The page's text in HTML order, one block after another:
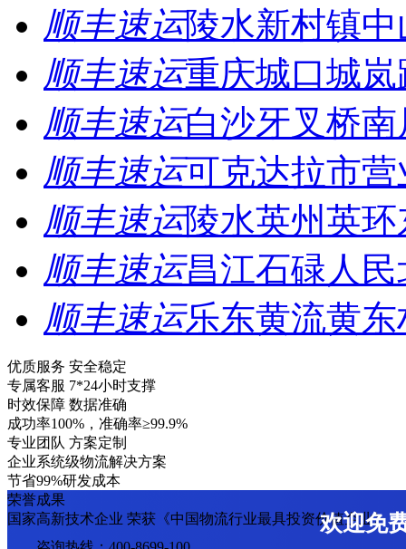
顺丰速运陵水新村镇
顺丰速运重庆城口城
顺丰速运白沙牙叉桥
顺丰速运可克达拉市营
顺丰速运陵水英州英
顺丰速运昌江石碌人
顺丰速运乐东黄流黄
优质服务 安全稳定
专属客服 7*24小时支撑
时效保障 数据准确
成功率100%，准确率≥99.9%
专业团队 方案定制
企业系统级物流解决方案
节省99%研发成本
荣誉成果
国家高新技术企业 荣获《中国物流行业最具投资价值企业》
欢迎免